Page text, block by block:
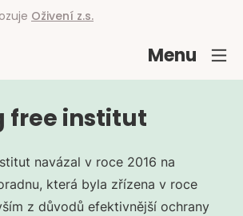
Oživení z.s.
Menu
free institut
navázal v roce 2016 na
která byla zřízena v roce
z důvodů efektivnější ochrany